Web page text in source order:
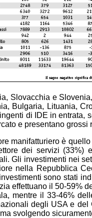
Slovacchia e
Bulgaria, Lituania,
di IDE in entrata,
e presentano grossi
manifatturiero è
dei servizi (33%)
Gli investimenti nei
nella Repubblica
sono stati
effettuano il 50-59%
mentre il 33-46%
degli USA e
svolgendo